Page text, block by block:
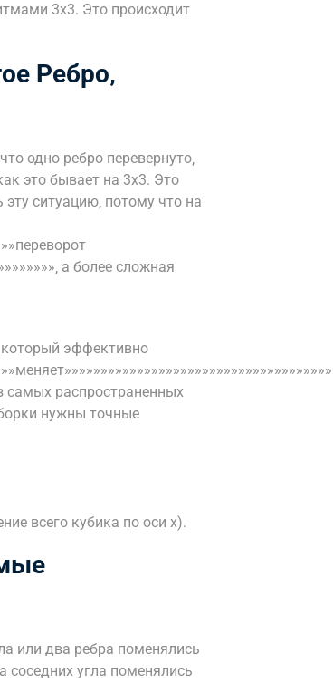
3х3. Это происходит
Ребро‚
одно ребро перевернуто‚
это бывает на 3х3. Это
ситуацию‚ потому что на
а более сложная
который эффективно
самых распространенных
нужны точные
всего кубика по оси x).
или два ребра поменялись
соседних угла поменялись